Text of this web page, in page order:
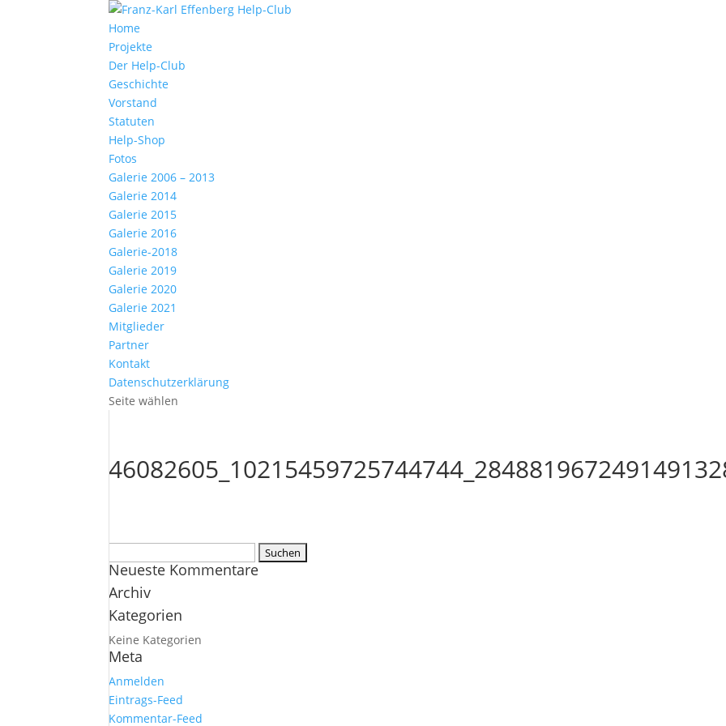
Home
Projekte
Der Help-Club
Geschichte
Vorstand
Statuten
Help-Shop
Fotos
Galerie 2006 – 2013
Galerie 2014
Galerie 2015
Galerie 2016
Galerie-2018
Galerie 2019
Galerie 2020
Galerie 2021
Mitglieder
Partner
Kontakt
Datenschutzerklärung
Seite wählen
nach:
Neueste Kommentare
Archiv
Kategorien
Keine Kategorien
Meta
Anmelden
Eintrags-Feed
Kommentar-Feed